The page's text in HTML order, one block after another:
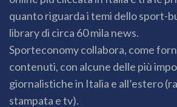
quanto riguarda i temi dello sport-
library di circa 60 mila news.
Sporteconomy collabora, come
contenuti, con alcune delle più
giornalistiche in Italia e all’estero
stampata e tv).